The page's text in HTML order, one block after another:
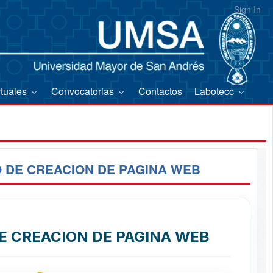
Sign In
Convocatorias Contactos Labotecc
DE CREACION DE PAGINA WEB
CREACION DE PAGINA WEB